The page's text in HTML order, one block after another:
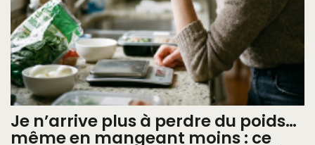
Je n’arrive plus à perdre du poids…
même en mangeant moins : ce